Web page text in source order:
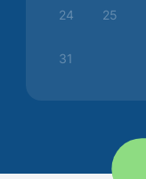
24 25
31